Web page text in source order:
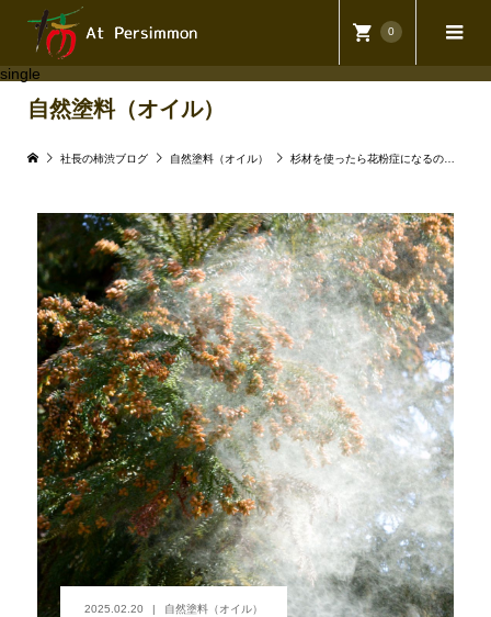
0
single
自然塗料（オイル）
社長の柿渋ブログ 自然塗料（オイル） 杉材を使ったら花粉症になるのでは？
2025.02.20 自然塗料（オイル）